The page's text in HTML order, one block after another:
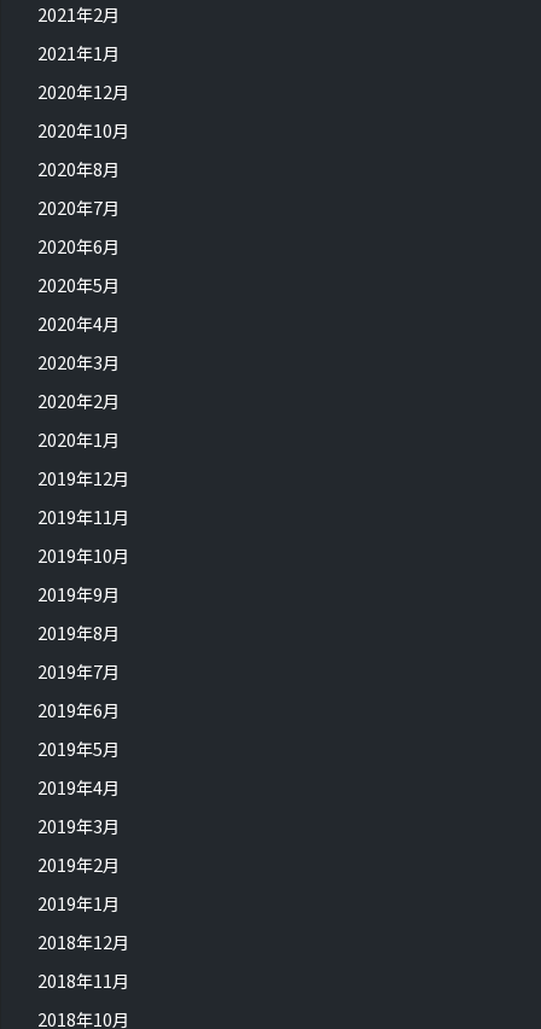
2021年2月
2021年1月
2020年12月
2020年10月
2020年8月
2020年7月
2020年6月
2020年5月
2020年4月
2020年3月
2020年2月
2020年1月
2019年12月
2019年11月
2019年10月
2019年9月
2019年8月
2019年7月
2019年6月
2019年5月
2019年4月
2019年3月
2019年2月
2019年1月
2018年12月
2018年11月
2018年10月